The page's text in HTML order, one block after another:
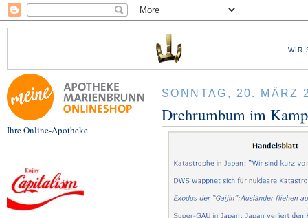
WIR
Ihre Online-Apotheke
SONNTAG, 20. MÄRZ
Drehrumbum im